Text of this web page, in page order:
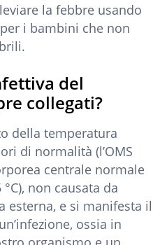
la febbre usando
i bambini che non
del
collegati?
della temperatura
di normalità (l’OMS
centrale normale
non causata da
esterna, e si manifesta il
ossia in